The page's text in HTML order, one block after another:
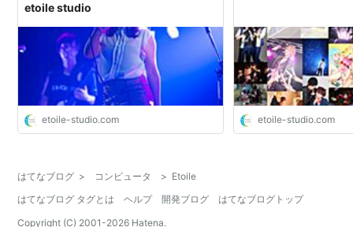
etoile studio
etoile-studio.com etoile-studio.com
はてなブログ > コンピュータ > Etoile
はてなブログ タグとは
ヘルプ 開発ブログ
はてなブログトップ
Copyright (C) 2001-2026 Hatena.